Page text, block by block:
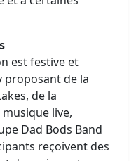
est festive et
proposant de la
de la
live,
Dad Bods Band
reçoivent des